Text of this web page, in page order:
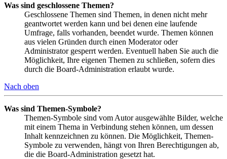
Was sind geschlossene Themen?
Geschlossene Themen sind Themen, in denen nicht mehr
geantwortet werden kann und bei denen eine laufende
Umfrage, falls vorhanden, beendet wurde. Themen können
aus vielen Gründen durch einen Moderator oder
Administrator gesperrt werden. Eventuell haben Sie auch die
Möglichkeit, Ihre eigenen Themen zu schließen, sofern dies
durch die Board-Administration erlaubt wurde.
Nach oben
Was sind Themen-Symbole?
Themen-Symbole sind vom Autor ausgewählte Bilder, welche
mit einem Thema in Verbindung stehen können, um dessen
Inhalt kennzeichnen zu können. Die Möglichkeit, Themen-
Symbole zu verwenden, hängt von Ihren Berechtigungen ab,
die die Board-Administration gesetzt hat.